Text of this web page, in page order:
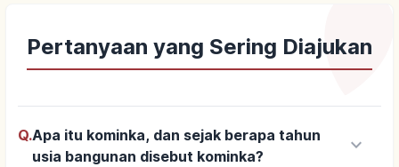
Pertanyaan yang Sering Diajukan
Q.Apa itu kominka, dan sejak berapa tahun
usia bangunan disebut kominka?
keyboard_arrow_down